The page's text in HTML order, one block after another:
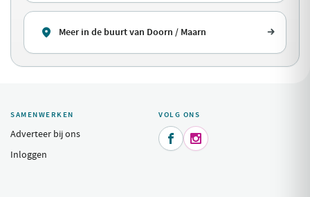
Meer in de buurt van Doorn / Maarn
SAMENWERKEN
Adverteer bij ons
Inloggen
VOLG ONS
 